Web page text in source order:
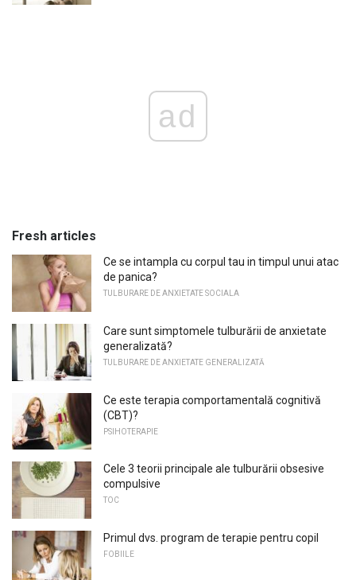
ad
Fresh articles
Ce se intampla cu corpul tau in timpul unui atac
de panica?
TULBURARE DE ANXIETATE SOCIALA
Care sunt simptomele tulburării de anxietate
generalizată?
TULBURARE DE ANXIETATE GENERALIZATĂ
Ce este terapia comportamentală cognitivă
(CBT)?
PSIHOTERAPIE
Cele 3 teorii principale ale tulburării obsesive
compulsive
TOC
Primul dvs. program de terapie pentru copil
FOBIILE